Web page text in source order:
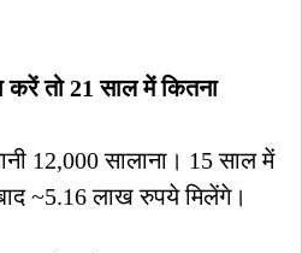
तो 21 साल में कितना
12,000 सालाना। 15 साल में
~5.16 लाख रुपये मिलेंगे।